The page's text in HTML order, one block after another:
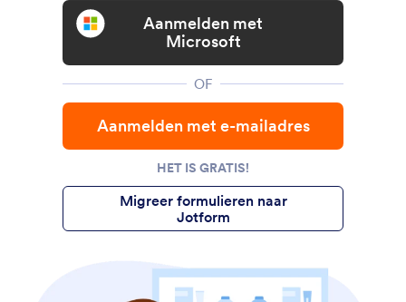
Aanmelden met
Microsoft
OF
Aanmelden met e-mailadres
HET IS GRATIS!
Migreer formulieren naar
Jotform